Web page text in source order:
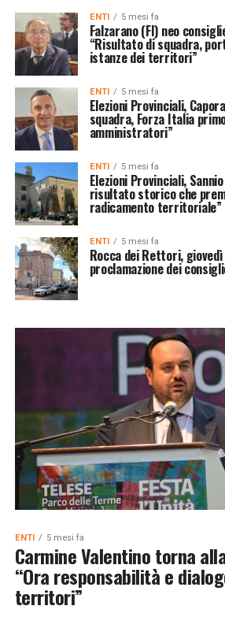
ENTI 5 mesi fa
Falzarano (FI) neo
“Risultato di squadra,
istanze dei territori”
ENTI 5 mesi fa
Elezioni Provinciali,
squadra, Forza Italia
amministratori”
ENTI 5 mesi fa
Elezioni Provinciali,
risultato storico che
radicamento territoriale”
ENTI 5 mesi fa
Rocca dei Rettori,
proclamazione dei
ENTI 5 mesi fa
Carmine Valentino torna
“Ora responsabilità e
territori”